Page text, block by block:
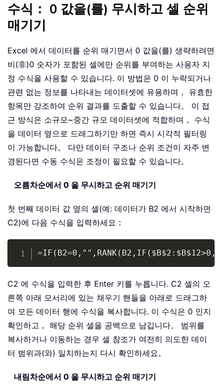
수식： 0 값을(를) 무시하고 셀 순위
매기기
Excel 에서 데이터를 순위 매기면서 0 값을(를) 생략하려면
비(非)0 숫자가 포함된 셀에만 순위를 부여하는 사용자 지
정 수식을 사용할 수 있습니다. 이 방법은 0 이 누락되거나
관련 없는 정보를 나타내는 데이터셋에 유용하며， 유효한
항목만 강조하여 순위 결과를 도출할 수 있습니다。 이 접
근 방식은 소규모~중간 규모 데이터셋에 적합하며， 수식
을 데이터 옆으로 드래그하기만 하면 즉시 시각적 필터링
이 가능합니다。 다만 데이터 구조나 순위 조건이 자주 변
경된다면 수동 수식은 조정이 필요할 수 있습니다。
오름차순에서 0 을 무시하고 순위 매기기
첫 번째 데이터 값 옆의 셀(예: 데이터가 B2 에서 시작하면
C2)에 다음 수식을 입력하세요：
Copy
C2 에 수식을 입력한 후 Enter 키를 누릅니다. C2 셀의 오
른쪽 아래 모서리에 있는 채우기 핸들을 아래로 드래그하
여 모든 데이터 행에 수식을 복사합니다. 이 수식은 0 인지
확인하고， 해당 순위 셀을 공백으로 남깁니다。 범위를
복사하거나 이동하는 경우 셀 참조가 여전히 의도한 데이
터 범위과(와) 일치하는지 다시 확인하세요。
내림차순에서 0 을 무시하고 순위 매기기